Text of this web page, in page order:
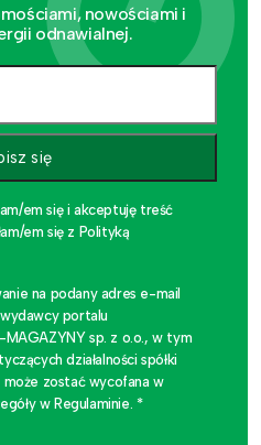
nowościami i
odnawialnej.
się
em się i akceptuję treść
em się z Polityką
na podany adres e-mail
portalu
MAGAZYNY sp. z o.o., w tym
działalności spółki
zostać wycofana w
w Regulaminie. *